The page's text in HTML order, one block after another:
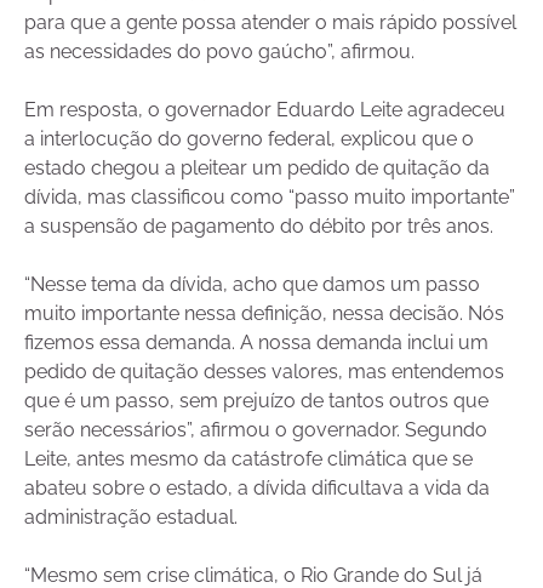
para que a gente possa atender o mais rápido possível
as necessidades do povo gaúcho”, afirmou.
Em resposta, o governador Eduardo Leite agradeceu
a interlocução do governo federal, explicou que o
estado chegou a pleitear um pedido de quitação da
dívida, mas classificou como “passo muito importante”
a suspensão de pagamento do débito por três anos.
“Nesse tema da dívida, acho que damos um passo
muito importante nessa definição, nessa decisão. Nós
fizemos essa demanda. A nossa demanda inclui um
pedido de quitação desses valores, mas entendemos
que é um passo, sem prejuízo de tantos outros que
serão necessários”, afirmou o governador. Segundo
Leite, antes mesmo da catástrofe climática que se
abateu sobre o estado, a dívida dificultava a vida da
administração estadual.
“Mesmo sem crise climática, o Rio Grande do Sul já